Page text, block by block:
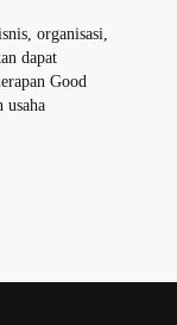
organisasi,
dapat
Good
usaha